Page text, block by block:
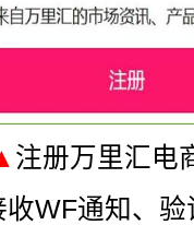
注册万里汇
电
WF通知、